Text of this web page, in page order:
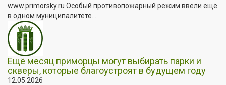
www.primorsky.ru Особый противопожарный режим ввели ещё
в одном муниципалитете...
Ещё месяц приморцы могут выбирать парки и
скверы, которые благоустроят в будущем году
12.05.2026